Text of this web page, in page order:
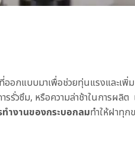
กแบบมาเพื่อช่วยทุ่นแรงและเพิ่
รั่วซึม, หรือความล่าช้าในการผลิ
ำงานของกระบอกลมทำให้ฝาทุ